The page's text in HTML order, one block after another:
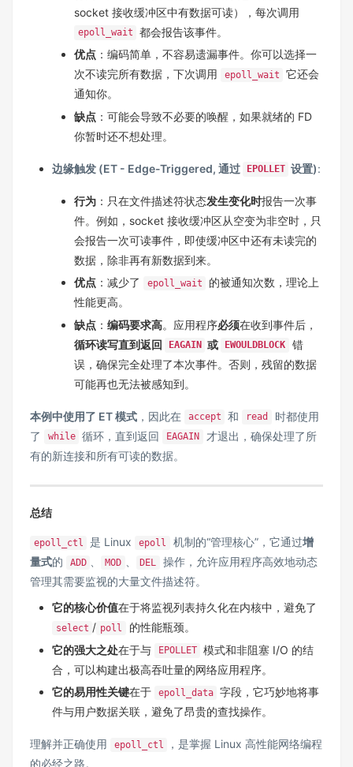
socket 接收缓冲区中有数据可读），每次调用
epoll_wait
都会报告该事件。
优点 ：编码简单，不容易遗漏事件。你可以选择一
次不读完所有数据，下次调用
epoll_wait
它还会
通知你。
缺点 ：可能会导致不必要的唤醒，如果就绪的 FD
你暂时还不想处理。
边缘触发 (ET - Edge-Triggered, 通过 EPOLLET 设置):
行为 ：只在文件描述符状态发生变化时报告一次事
件。例如，socket 接收缓冲区从空变为非空时，只
会报告一次可读事件，即使缓冲区中还有未读完的
数据，除非再有新数据到来。
优点 ：减少了 epoll_wait
的被通知次数，理论上
性能更高。
缺点 ： 编码要求高。应用程序必须在收到事件后，
循环读写直到返回
EAGAIN 或 EWOULDBLOCK
错
误，确保完全处理了本次事件。否则，残留的数据
可能再也无法被感知到。
本例中使用了 ET 模式 ，因此在 accept 和 read
时都使用
了
while 循环，直到返回 EAGAIN
才退出，确保处理了所
有的新连接和所有可读的数据。
总结
epoll_ctl 是 Linux epoll 机制的“管理核心”，它通过增
量式的 ADD MOD DEL
操作，允许应用程序高效地动态
管理其需要监视的大量文件描述符。
它的核心价值在于将监视列表持久化在内核中，避免了
select / poll
的性能瓶颈。
它的强大之处在于与 EPOLLET 模式和非阻塞 I/O 的结
合，可以构建出极高吞吐量的网络应用程序。
它的易用性关键在于 epoll_data 字段，它巧妙地将事
件与用户数据关联，避免了昂贵的查找操作。
理解并正确使用 epoll_ctl
，是掌握 Linux 高性能网络编程
的必经之路。